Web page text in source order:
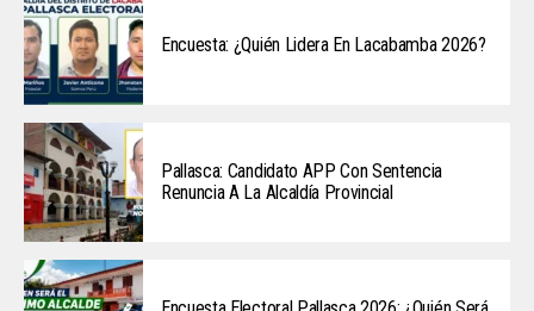
Encuesta: ¿Quién Lidera En Lacabamba 2026?
Pallasca: Candidato APP Con Sentencia
Renuncia A La Alcaldía Provincial